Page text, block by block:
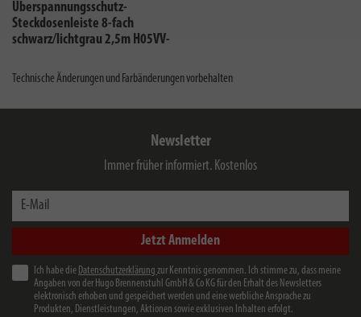
Überspannungsschutz-
Steckdosenleiste 8-fach
schwarz/lichtgrau 2,5m H05VV-
Technische Änderungen und Farbänderungen vorbehalten
Newsletter
Immer früher informiert. Kostenlos
E-Mail
Jetzt Anmelden
Ich habe die Datenschutzerklärung zur Kenntnis genommen. Ich stimme zu, dass meine
Angaben von der Hugo Brennenstuhl GmbH & Co KG für den Erhalt des Newsletters
elektronisch erhoben und gespeichert werden und eine werbliche Ansprache zu
Produkten, Dienstleistungen, Aktionen sowie exklusiven Inhalten erfolgt.